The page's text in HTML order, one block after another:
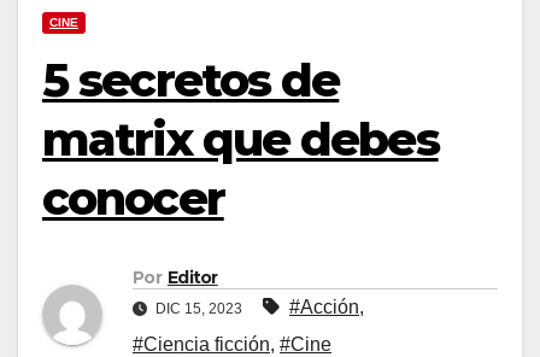
CINE
5 secretos de
matrix que debes
conocer
Por Editor
DIC 15, 2023 #Acción,
#Ciencia ficción, #Cine